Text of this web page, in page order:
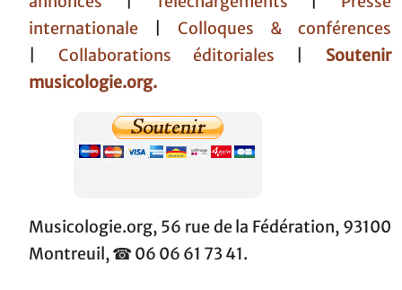
internationale
Colloques & conférences
Collaborations éditoriales
Soutenir
musicologie.org.
Musicologie.org, 56 rue de la Fédération, 93100
Montreuil, ☎ 06 06 61 73 41.